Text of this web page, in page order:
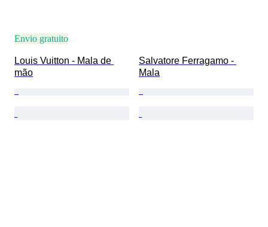
Envio gratuito
Louis Vuitton - Mala de
mão
Salvatore Ferragamo -
Mala